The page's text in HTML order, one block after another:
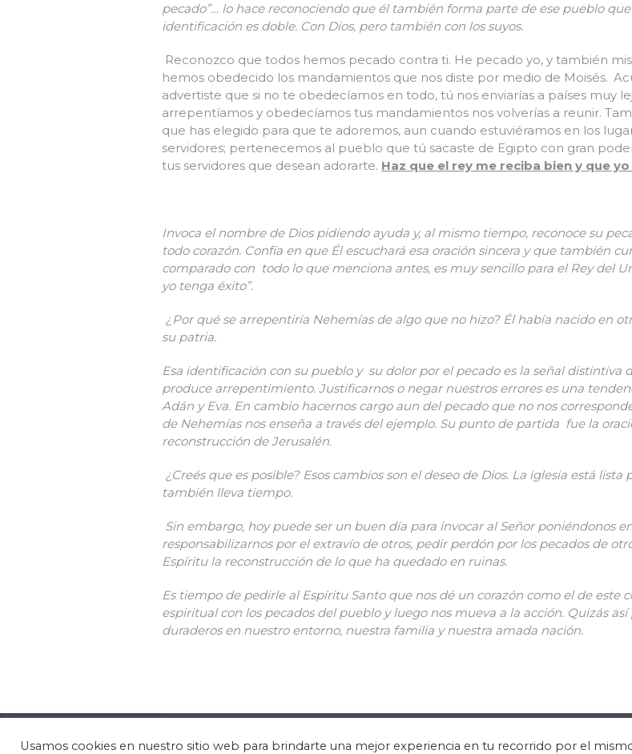
pecado”… lo hace reconociendo que él también forma parte de ese pueblo
identificación es doble. Con Dios, pero también con los suyos.
Reconozco que todos hemos pecado contra ti. He pecado yo, y también
hemos obedecido los mandamientos que nos diste por medio de Moisés.
advertiste que si no te obedecíamos en todo, tú nos enviarías a países muy
arrepentíamos y obedecíamos tus mandamientos nos volverías a reunir.
que has elegido para que te adoremos, aun cuando estuviéramos en los
servidores; pertenecemos al pueblo que tú sacaste de Egipto con gran
tus servidores que desean adorarte. Haz que el rey me reciba bien y que
Invoca el nombre de Dios pidiendo ayuda y, al mismo tiempo, reconoce su
todo corazón. Confía en que Él escuchará esa oración sincera y que también
comparado con todo lo que menciona antes, es muy sencillo para el Rey del
yo tenga éxito”.
¿Por qué se arrepentiría Nehemías de algo que no hizo? Él había nacido en
su patria.
Esa identificación con su pueblo y su dolor por el pecado es la señal distintiva
produce arrepentimiento. Justificarnos o negar nuestros errores es una
Adán y Eva. En cambio hacernos cargo aun del pecado que no nos
de Nehemías nos enseña a través del ejemplo. Su punto de partida fue la
reconstrucción de Jerusalén.
¿Creés que es posible? Esos cambios son el deseo de Dios. La iglesia está
también lleva tiempo.
Sin embargo, hoy puede ser un buen día para invocar al Señor poniéndonos
responsabilizarnos por el extravío de otros, pedir perdón por los pecados de
Espíritu la reconstrucción de lo que ha quedado en ruinas.
Es tiempo de pedirle al Espíritu Santo que nos dé un corazón como el de
espiritual con los pecados del pueblo y luego nos mueva a la acción. Quizás
duraderos en nuestro entorno, nuestra familia y nuestra amada nación.
© 2025 La Casa del Padre | por Jonny Lew •
Usamos cookies en nuestro sitio web para brindarte una mejor experiencia en tu recorrido por el